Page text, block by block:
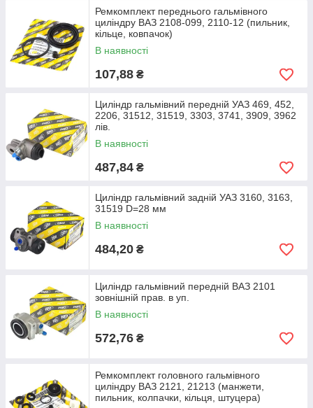
Ремкомплект переднього гальмівного
циліндру ВАЗ 2108-099, 2110-12 (пильник,
кільце, ковпачок)
В наявності
107,88 ₴
Циліндр гальмівний передній УАЗ 469, 452,
2206, 31512, 31519, 3303, 3741, 3909, 3962
лів.
В наявності
487,84 ₴
Циліндр гальмівний задній УАЗ 3160, 3163,
31519 D=28 мм
В наявності
484,20 ₴
Циліндр гальмівний передній ВАЗ 2101
зовнішній прав. в уп.
В наявності
572,76 ₴
Ремкомплект головного гальмівного
циліндру ВАЗ 2121, 21213 (манжети,
пильник, колпачки, кільця, штуцера)